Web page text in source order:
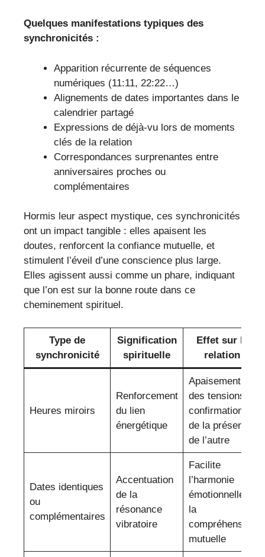
Quelques manifestations typiques des
synchronicités :
Apparition récurrente de séquences
numériques (11:11, 22:22…)
Alignements de dates importantes dans le
calendrier partagé
Expressions de déjà-vu lors de moments
clés de la relation
Correspondances surprenantes entre
anniversaires proches ou
complémentaires
Hormis leur aspect mystique, ces synchronicités
ont un impact tangible : elles apaisent les
doutes, renforcent la confiance mutuelle, et
stimulent l’éveil d’une conscience plus large.
Elles agissent aussi comme un phare, indiquant
que l’on est sur la bonne route dans ce
cheminement spirituel.
Type de
synchronicité
Signification
spirituelle
Effet sur la
relation
Heures miroirs
Renforcement
du lien
énergétique
Apaisement
des tensions,
confirmation
de la présence
de l’autre
Dates identiques
ou
complémentaires
Accentuation
de la
résonance
vibratoire
Facilite
l’harmonie
émotionnelle et
la
compréhension
mutuelle